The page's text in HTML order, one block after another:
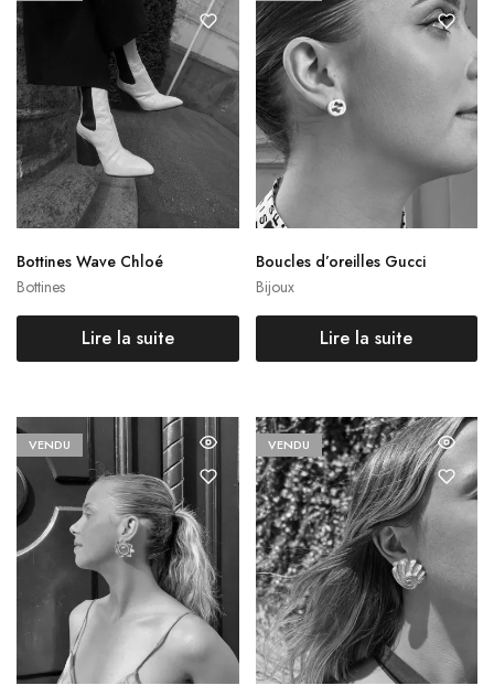
Bottines
Bottines Wave Chloé
Lire la suite
Bijoux
Boucles d’oreilles Gucci
Lire la suite
VENDU VENDU